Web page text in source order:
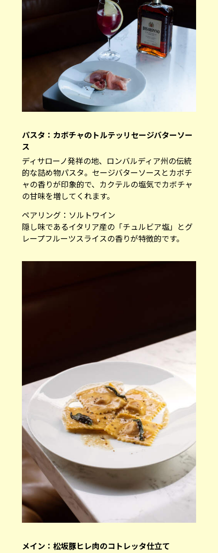
パスタ：カボチャのトルテッリセージバターソー
ス
ディサローノ発祥の地、ロンバルディア州の伝統
的な詰め物パスタ。セージバターソースとカボチ
ャの香りが印象的で、カクテルの塩気でカボチャ
の甘味を増してくれます。
ペアリング：ソルトワイン
隠し味であるイタリア産の「チュルビア塩」とグ
レープフルーツスライスの香りが特徴的です。
メイン：松坂豚ヒレ肉のコトレッタ仕立て